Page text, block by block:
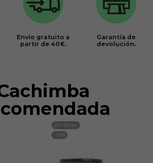
Envío gratuito a
partir de 40€.
Garantía de
devolución.
¡En oferta!
-20%